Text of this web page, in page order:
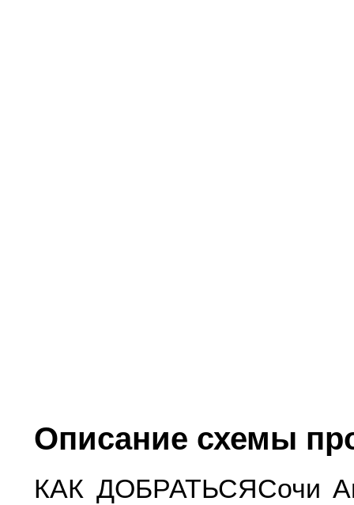
Описание схемы
КАК ДОБРАТЬСЯСочи